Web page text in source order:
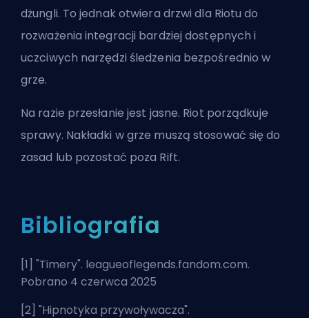
dżungli. To jednak otwiera drzwi dla Riotu do
rozważenia integracji bardziej dostępnych i
uczciwych narzędzi śledzenia bezpośrednio w
grze.
Na razie przesłanie jest jasne. Riot porządkuje
sprawy. Nakładki w grze muszą stosować się do
zasad lub pozostać poza Rift.
Bibliografia
[1] "Timery". leagueoflegends.fandom.com.
Pobrano 4 czerwca 2025
[2] "Hipnotyka przywoływacza".